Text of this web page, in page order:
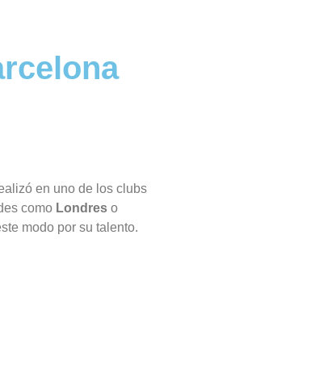
en uno de los clubs
como Londres o
modo por su talento.